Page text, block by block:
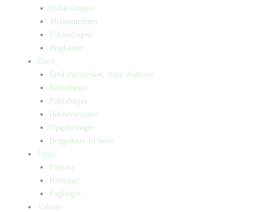
Indskolingen
Mellemtrinnet
Udskolingen
Bogkasser
Børn
Små mennesker, store drømme
Billedbøger
Faktabøger
Børneromaner
Opgavebøger
Bogpakker til børn
Unge
Fantasy
Romaner
Fagbøger
Voksne